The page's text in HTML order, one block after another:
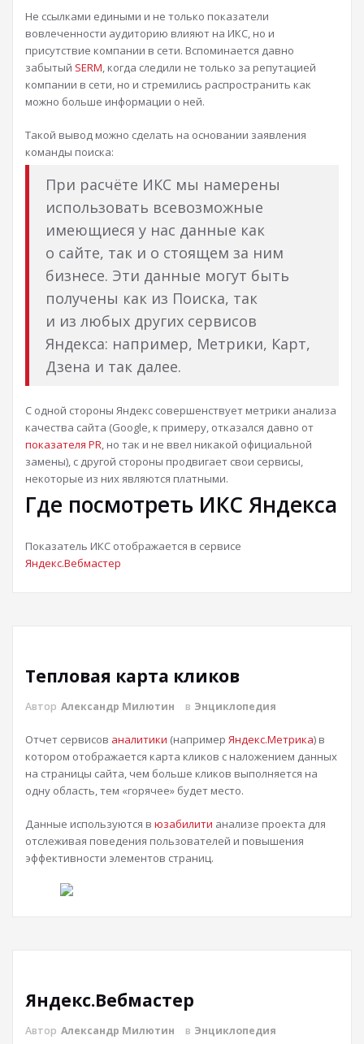
Не ссылками едиными и не только показатели
вовлеченности аудиторию влияют на ИКС, но и
присутствие компании в сети. Вспоминается давно
забытый SERM, когда следили не только за репутацией
компании в сети, но и стремились распространить как
можно больше информации о ней.
Такой вывод можно сделать на основании заявления
команды поиска:
При расчёте ИКС мы намерены
использовать всевозможные
имеющиеся у нас данные как
о сайте, так и о стоящем за ним
бизнесе. Эти данные могут быть
получены как из Поиска, так
и из любых других сервисов
Яндекса: например, Метрики, Карт,
Дзена и так далее.
С одной стороны Яндекс совершенствует метрики анализа
качества сайта (Google, к примеру, отказался давно от
показателя PR, но так и не ввел никакой официальной
замены), с другой стороны продвигает свои сервисы,
некоторые из них являются платными.
Где посмотреть ИКС Яндекса
Показатель ИКС отображается в сервисе
Яндекс.Вебмастер
Тепловая карта кликов
Автор Александр Милютин в Энциклопедия
Отчет сервисов аналитики (например Яндекс.Метрика) в
котором отображается карта кликов с наложением данных
на страницы сайта, чем больше кликов выполняется на
одну область, тем «горячее» будет место.
Данные используются в юзабилити анализе проекта для
отслеживая поведения пользователей и повышения
эффективности элементов страниц.
Яндекс.Вебмастер
Автор Александр Милютин в Энциклопедия